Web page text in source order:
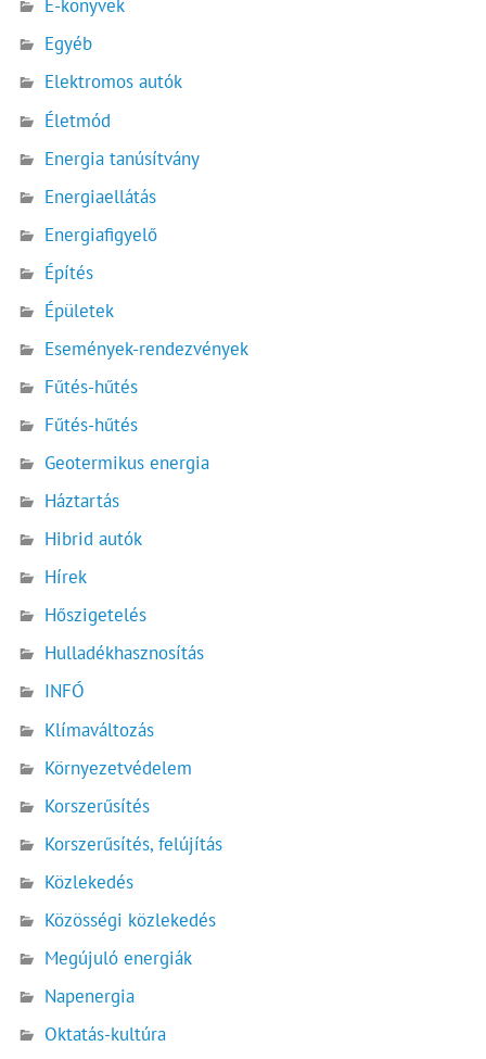
E-könyvek
Egyéb
Elektromos autók
Életmód
Energia tanúsítvány
Energiaellátás
Energiafigyelő
Építés
Épületek
Események-rendezvények
Fűtés-hűtés
Fűtés-hűtés
Geotermikus energia
Háztartás
Hibrid autók
Hírek
Hőszigetelés
Hulladékhasznosítás
INFÓ
Klímaváltozás
Környezetvédelem
Korszerűsítés
Korszerűsítés, felújítás
Közlekedés
Közösségi közlekedés
Megújuló energiák
Napenergia
Oktatás-kultúra